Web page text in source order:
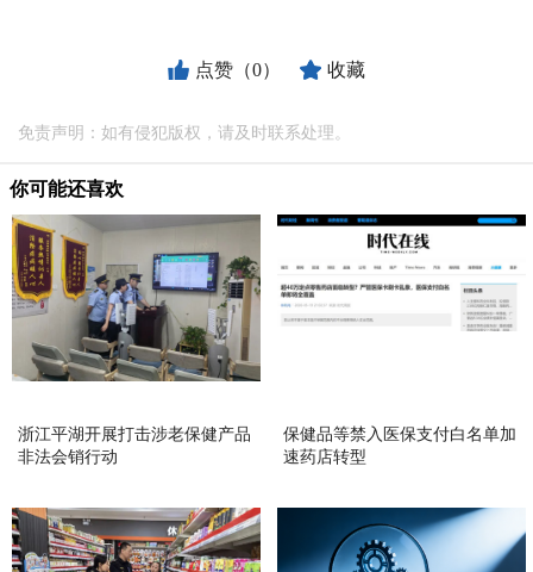
点赞（0） 收藏
免责声明：如有侵犯版权，请及时联系处理。
你可能还喜欢
浙江平湖开展打击涉老保健产品
非法会销行动
保健品等禁入医保支付白名单加
速药店转型